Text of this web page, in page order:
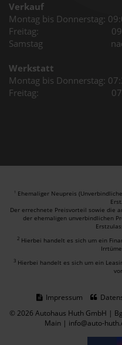
Verkauf
Montag bis Donnerstag:
Freitag: 09:00 -
Samstag nach
Werkstatt
Montag bis Donnerstag:
Freitag: 07:30 -
1 Ehemaliger Neupreis
Der errechnete Preisvorteil sowie die
der ehemaligen unverbindlichen
2 Hierbei handelt es sich um ein
3 Hierbei handelt es sich um ein
Impressum
© 2026 Autohaus Huth GmbH |
Main | info@auto-